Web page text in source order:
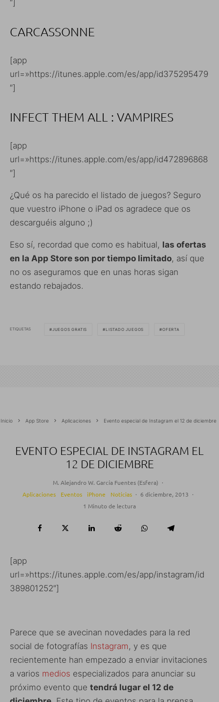
″]
CARCASSONNE
[app
url=»https://itunes.apple.com/es/app/id375295479
″]
INFECT THEM ALL : VAMPIRES
[app
url=»https://itunes.apple.com/es/app/id472896868
″]
¿Qué os ha parecido el listado de juegos? Seguro
que vuestro iPhone o iPad os agradece que os
descarguéis alguno ;)
Eso sí, recordad que como es habitual, las ofertas
en la App Store son por tiempo limitado, así que
no os aseguramos que en unas horas sigan
estando rebajados.
ETIQUETAS JUEGOS GRATIS LISTADO JUEGOS OFERTA
Inicio App Store Aplicaciones Evento especial de Instagram el 12 de diciembre
EVENTO ESPECIAL DE INSTAGRAM EL
12 DE DICIEMBRE
M. Alejandro W. García Fuentes (Esfera) ·
Aplicaciones
Eventos iPhone Noticias · 6 diciembre, 2013 ·
1 Minuto de lectura
[app
url=»https://itunes.apple.com/es/app/instagram/id
389801252″]
Parece que se avecinan novedades para la red
social de fotografías Instagram, y es que
recientemente han empezado a enviar invitaciones
a varios medios especializados para anunciar su
próximo evento que tendrá lugar el 12 de